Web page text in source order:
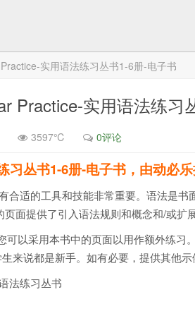
实用语法练习丛书1-6册-电子书
Practice-实用语法练习
3597℃ 0评论
丛书1-6册-电子书，由动必乐
适的工具和技能非常重要。语法是书
面提供了引入语法规则和概念和/或扩
以采用本书中的页面以用作额外练习。
来说都是新手。如有必要，提供其他示
法练习丛书